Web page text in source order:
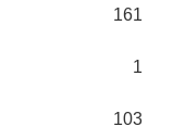
161
1
103